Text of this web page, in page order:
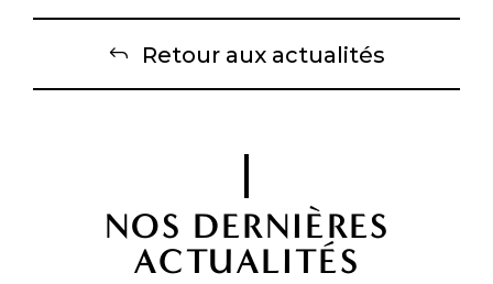
Retour aux actualités
NOS DERNIÈRES
ACTUALITÉS